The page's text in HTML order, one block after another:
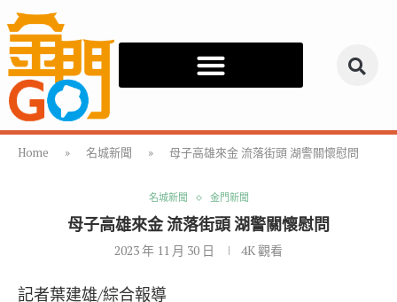
Home » 名城新聞 » 母子高雄來金 流落街頭 湖警關懷慰問
名城新聞 金門新聞
母子高雄來金 流落街頭 湖警關懷慰問
2023 年 11 月 30 日 4K觀看
記者葉建雄/綜合報導